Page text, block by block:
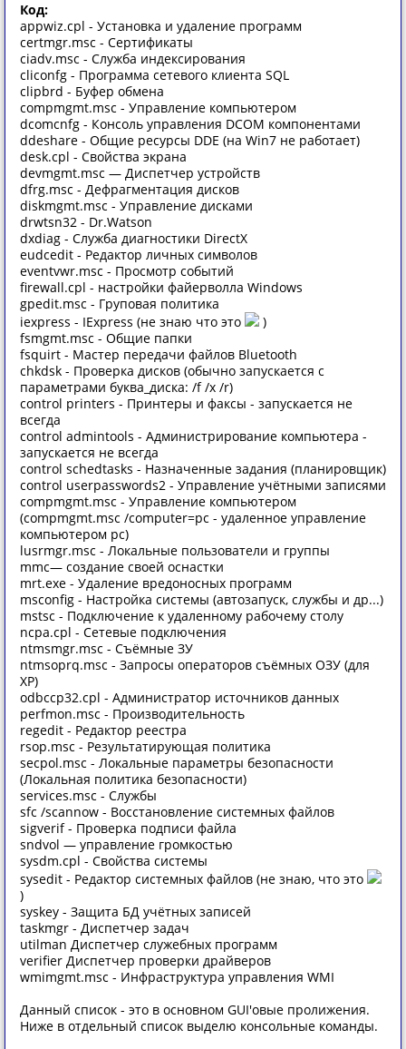
Код:
appwiz.cpl - Установка и удаление программ
certmgr.msc - Сертификаты
ciаdv.msc - Служба индексирования
cliconfg - Программа сетевого клиента SQL
clipbrd - Буфер обмена
compmgmt.msc - Управление компьютером
dcomcnfg - Консоль управления DCOM компонентами
ddeshare - Общие ресурсы DDE (на Win7 не работает)
desk.cpl - Свойства экрана
devmgmt.msc — Диспетчер устройств
dfrg.msc - Дефрагментация дисков
diskmgmt.msc - Управление дисками
drwtsn32 - Dr.Watson
dxdiag - Служба диагностики DirectX
eudcedit - Редактор личных символов
eventvwr.msc - Просмотр событий
firewall.cpl - настройки файерволла Windows
gpedit.msc - Груповая политика
iexpress - IExpress (не знаю что это
)
fsmgmt.msc - Общие папки
fsquirt - Мастер передачи файлов Bluetooth
chkdsk - Проверка дисков (обычно запускается с
параметрами буква_диска: /f /x /r)
control printers - Принтеры и факсы - запускается не
всегда
control admintools - Администрирование компьютера -
запускается не всегда
control schedtasks - Назначенные задания (планировщик)
control userpasswords2 - Управление учётными записями
compmgmt.msc - Управление компьютером
(compmgmt.msc /computer=pc - удаленное управление
компьютером pc)
lusrmgr.msc - Локальные пользователи и группы
mmc— создание своей оснастки
mrt.exe - Удаление вредоносных программ
msconfig - Настройка системы (автозапуск, службы и др...)
mstsc - Подключение к удаленному рабочему столу
ncpa.cpl - Сетевые подключения
ntmsmgr.msc - Съёмные ЗУ
ntmsoprq.msc - Запросы операторов съёмных ОЗУ (для
XP)
odbccp32.cpl - Администратор источников данных
perfmon.msc - Производительность
regedit - Редактор реестра
rsop.msc - Результатирующая политика
secpol.msc - Локальные параметры безопасности
(Локальная политика безопасности)
services.msc - Службы
sfc /scannow - Восстановление системных файлов
sigverif - Проверка подписи файла
sndvol — управление громкостью
sysdm.cpl - Свойства системы
sysedit - Редактор системных файлов (не знаю, что это
)
syskey - Защита БД учётных записей
taskmgr - Диспетчер задач
utilman Диспетчер служебных программ
verifier Диспетчер проверки драйверов
wmimgmt.msc - Инфраструктура управления WMI
Данный список - это в основном GUI'овые пролижения.
Ниже в отдельный список выделю консольные команды.